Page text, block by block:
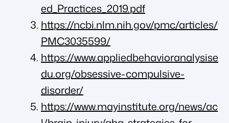
ed_Practices_2019.pdf
https://ncbi.nlm.nih.gov/pmc/articles/
PMC3035599/
https://www.appliedbehavioranalysise
du.org/obsessive-compulsive-
disorder/
https://www.mayinstitute.org/news/ac